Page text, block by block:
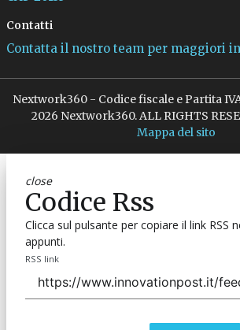
Contatti
Contatta il nostro team per maggiori
Nextwork360 - Codice fiscale e Partita
2026 Nextwork360. ALL RIGHTS
Mappa del sito
close
Codice Rss
Clicca sul pulsante per copiare il link RSS
appunti.
RSS link